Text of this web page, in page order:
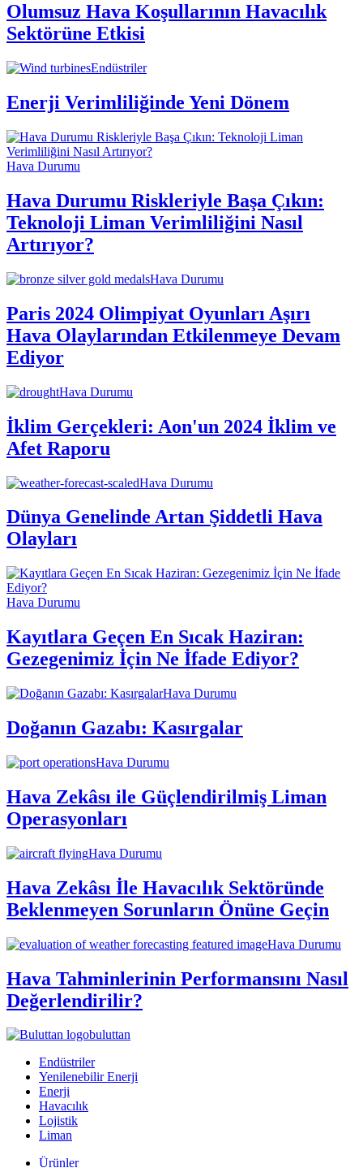
Olumsuz Hava Koşullarının Havacılık
Sektörüne Etkisi
Endüstriler
Enerji Verimliliğinde Yeni Dönem
Hava Durumu
Hava Durumu Riskleriyle Başa Çıkın:
Teknoloji Liman Verimliliğini Nasıl
Artırıyor?
Hava Durumu
Paris 2024 Olimpiyat Oyunları Aşırı
Hava Olaylarından Etkilenmeye Devam
Ediyor
Hava Durumu
İklim Gerçekleri: Aon'un 2024 İklim ve
Afet Raporu
Hava Durumu
Dünya Genelinde Artan Şiddetli Hava
Olayları
Hava Durumu
Kayıtlara Geçen En Sıcak Haziran:
Gezegenimiz İçin Ne İfade Ediyor?
Hava Durumu
Doğanın Gazabı: Kasırgalar
Hava Durumu
Hava Zekâsı ile Güçlendirilmiş Liman
Operasyonları
Hava Durumu
Hava Zekâsı İle Havacılık Sektöründe
Beklenmeyen Sorunların Önüne Geçin
Hava Durumu
Hava Tahminlerinin Performansını Nasıl
Değerlendirilir?
buluttan
Endüstriler
Yenilenebilir Enerji
Enerji
Havacılık
Lojistik
Liman
Ürünler